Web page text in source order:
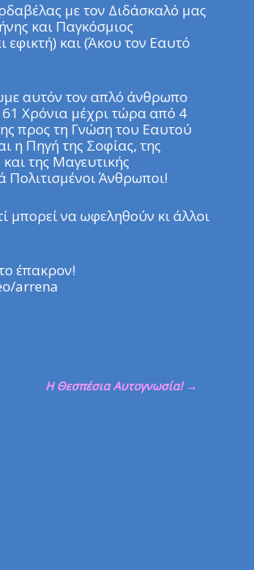
με τον Διδάσκαλό μας
και Παγκόσμιος
εφικτή) και (Άκου τον Εαυτό
αυτόν τον απλό άνθρωπο
Χρόνια μέχρι τώρα από 4
προς τη Γνώση του Εαυτού
η Πηγή της Σοφίας, της
της Μαγευτικής
Άνθρωποι!
μπορεί να ωφεληθούν κι άλλοι
έπακρον!
arrena
Η Θεσπέσια Αυτογνωσία! →